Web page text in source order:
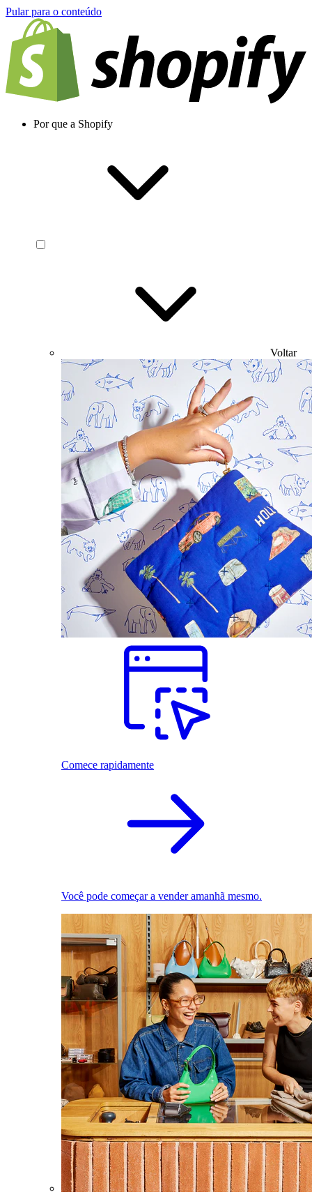
Pular para o conteúdo
Por que a Shopify
Voltar
Comece rapidamente
Você pode começar a vender amanhã mesmo.